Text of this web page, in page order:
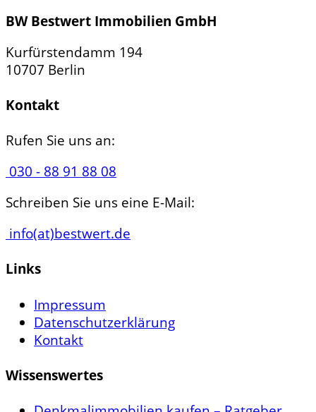
BW Bestwert Immobilien GmbH
Kurfürstendamm 194
10707 Berlin
Kontakt
Rufen Sie uns an:
030 - 88 91 88 08
Schreiben Sie uns eine E-Mail:
info(at)bestwert.de
Links
Impressum
Datenschutzerklärung
Kontakt
Wissenswertes